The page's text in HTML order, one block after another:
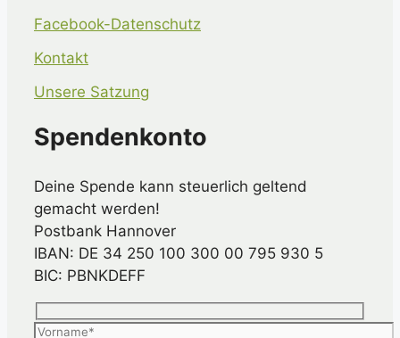
Facebook-Datenschutz
Kontakt
Unsere Satzung
Spendenkonto
Deine Spende kann steuerlich geltend
gemacht werden!
Postbank Hannover
IBAN: DE 34 250 100 300 00 795 930 5
BIC: PBNKDEFF